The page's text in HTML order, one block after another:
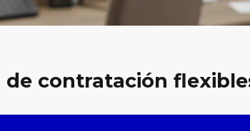
de contratación